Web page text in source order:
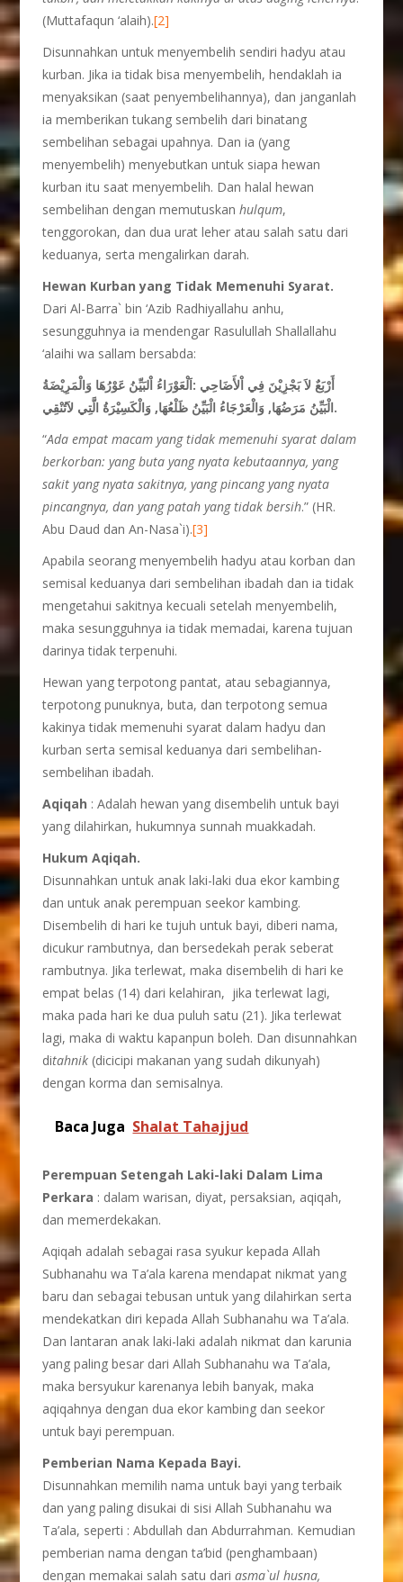
(Muttafaqun ‘alaih).[2]
Disunnahkan untuk menyembelih sendiri hadyu atau
kurban. Jika ia tidak bisa menyembelih, hendaklah ia
menyaksikan (saat penyembelihannya), dan janganlah
ia memberikan tukang sembelih dari binatang
sembelihan sebagai upahnya. Dan ia (yang
menyembelih) menyebutkan untuk siapa hewan
kurban itu saat menyembelih. Dan halal hewan
sembelihan dengan memutuskanhulqum,
tenggorokan, dan dua urat leher atau salah satu dari
keduanya, serta mengalirkan darah.
Hewan Kurban yang Tidak Memenuhi Syarat.
Dari Al-Barra` bin ‘Azib Radhiyallahu anhu,
sesungguhnya ia mendengar Rasulullah Shallallahu
‘alaihi wa sallam bersabda:
أَرْبَعٌ لاَ بَجْزِيْنَ فِي اْلأَضَاحِي :اَلْعَوْرَاءُ اْلبَيِّنُ عَوْرُهَا وَالْمَرِيْضَةُ
الْبَيِّنُ مَرَضُهَا, وَالْعَرْجَاءُ الْبَيِّنُ ظَلْعُهَا, وَالْكَسِيْرَةُ الَّتِي لاَتُنْقِي.
“Ada empat macam yang tidak memenuhi syarat dalam
berkorban: yang buta yang nyata kebutaannya, yang
sakit yang nyata sakitnya, yang pincang yang nyata
pincangnya, dan yang patah yang tidak bersih.” (HR.
Abu Daud dan An-Nasa`i).[3]
Apabila seorang menyembelih hadyu atau korban dan
semisal keduanya dari sembelihan ibadah dan ia tidak
mengetahui sakitnya kecuali setelah menyembelih,
maka sesungguhnya ia tidak memadai, karena tujuan
darinya tidak terpenuhi.
Hewan yang terpotong pantat, atau sebagiannya,
terpotong punuknya, buta, dan terpotong semua
kakinya tidak memenuhi syarat dalam hadyu dan
kurban serta semisal keduanya dari sembelihan-
sembelihan ibadah.
Aqiqah : Adalah hewan yang disembelih untuk bayi
yang dilahirkan, hukumnya sunnah muakkadah.
Hukum Aqiqah.
Disunnahkan untuk anak laki-laki dua ekor kambing
dan untuk anak perempuan seekor kambing.
Disembelih di hari ke tujuh untuk bayi, diberi nama,
dicukur rambutnya, dan bersedekah perak seberat
rambutnya. Jika terlewat, maka disembelih di hari ke
empat belas (14) dari kelahiran, jika terlewat lagi,
maka pada hari ke dua puluh satu (21). Jika terlewat
lagi, maka di waktu kapanpun boleh. Dan disunnahkan
ditahnik (dicicipi makanan yang sudah dikunyah)
dengan korma dan semisalnya.
Baca Juga Shalat Tahajjud
Perempuan Setengah Laki-laki Dalam Lima
Perkara : dalam warisan, diyat, persaksian, aqiqah,
dan memerdekakan.
Aqiqah adalah sebagai rasa syukur kepada Allah
Subhanahu wa Ta’ala karena mendapat nikmat yang
baru dan sebagai tebusan untuk yang dilahirkan serta
mendekatkan diri kepada Allah Subhanahu wa Ta’ala.
Dan lantaran anak laki-laki adalah nikmat dan karunia
yang paling besar dari Allah Subhanahu wa Ta’ala,
maka bersyukur karenanya lebih banyak, maka
aqiqahnya dengan dua ekor kambing dan seekor
untuk bayi perempuan.
Pemberian Nama Kepada Bayi.
Disunnahkan memilih nama untuk bayi yang terbaik
dan yang paling disukai di sisi Allah Subhanahu wa
Ta’ala, seperti : Abdullah dan Abdurrahman. Kemudian
pemberian nama dengan ta’bid (penghambaan)
dengan memakai salah satu dariasma`ul husna,